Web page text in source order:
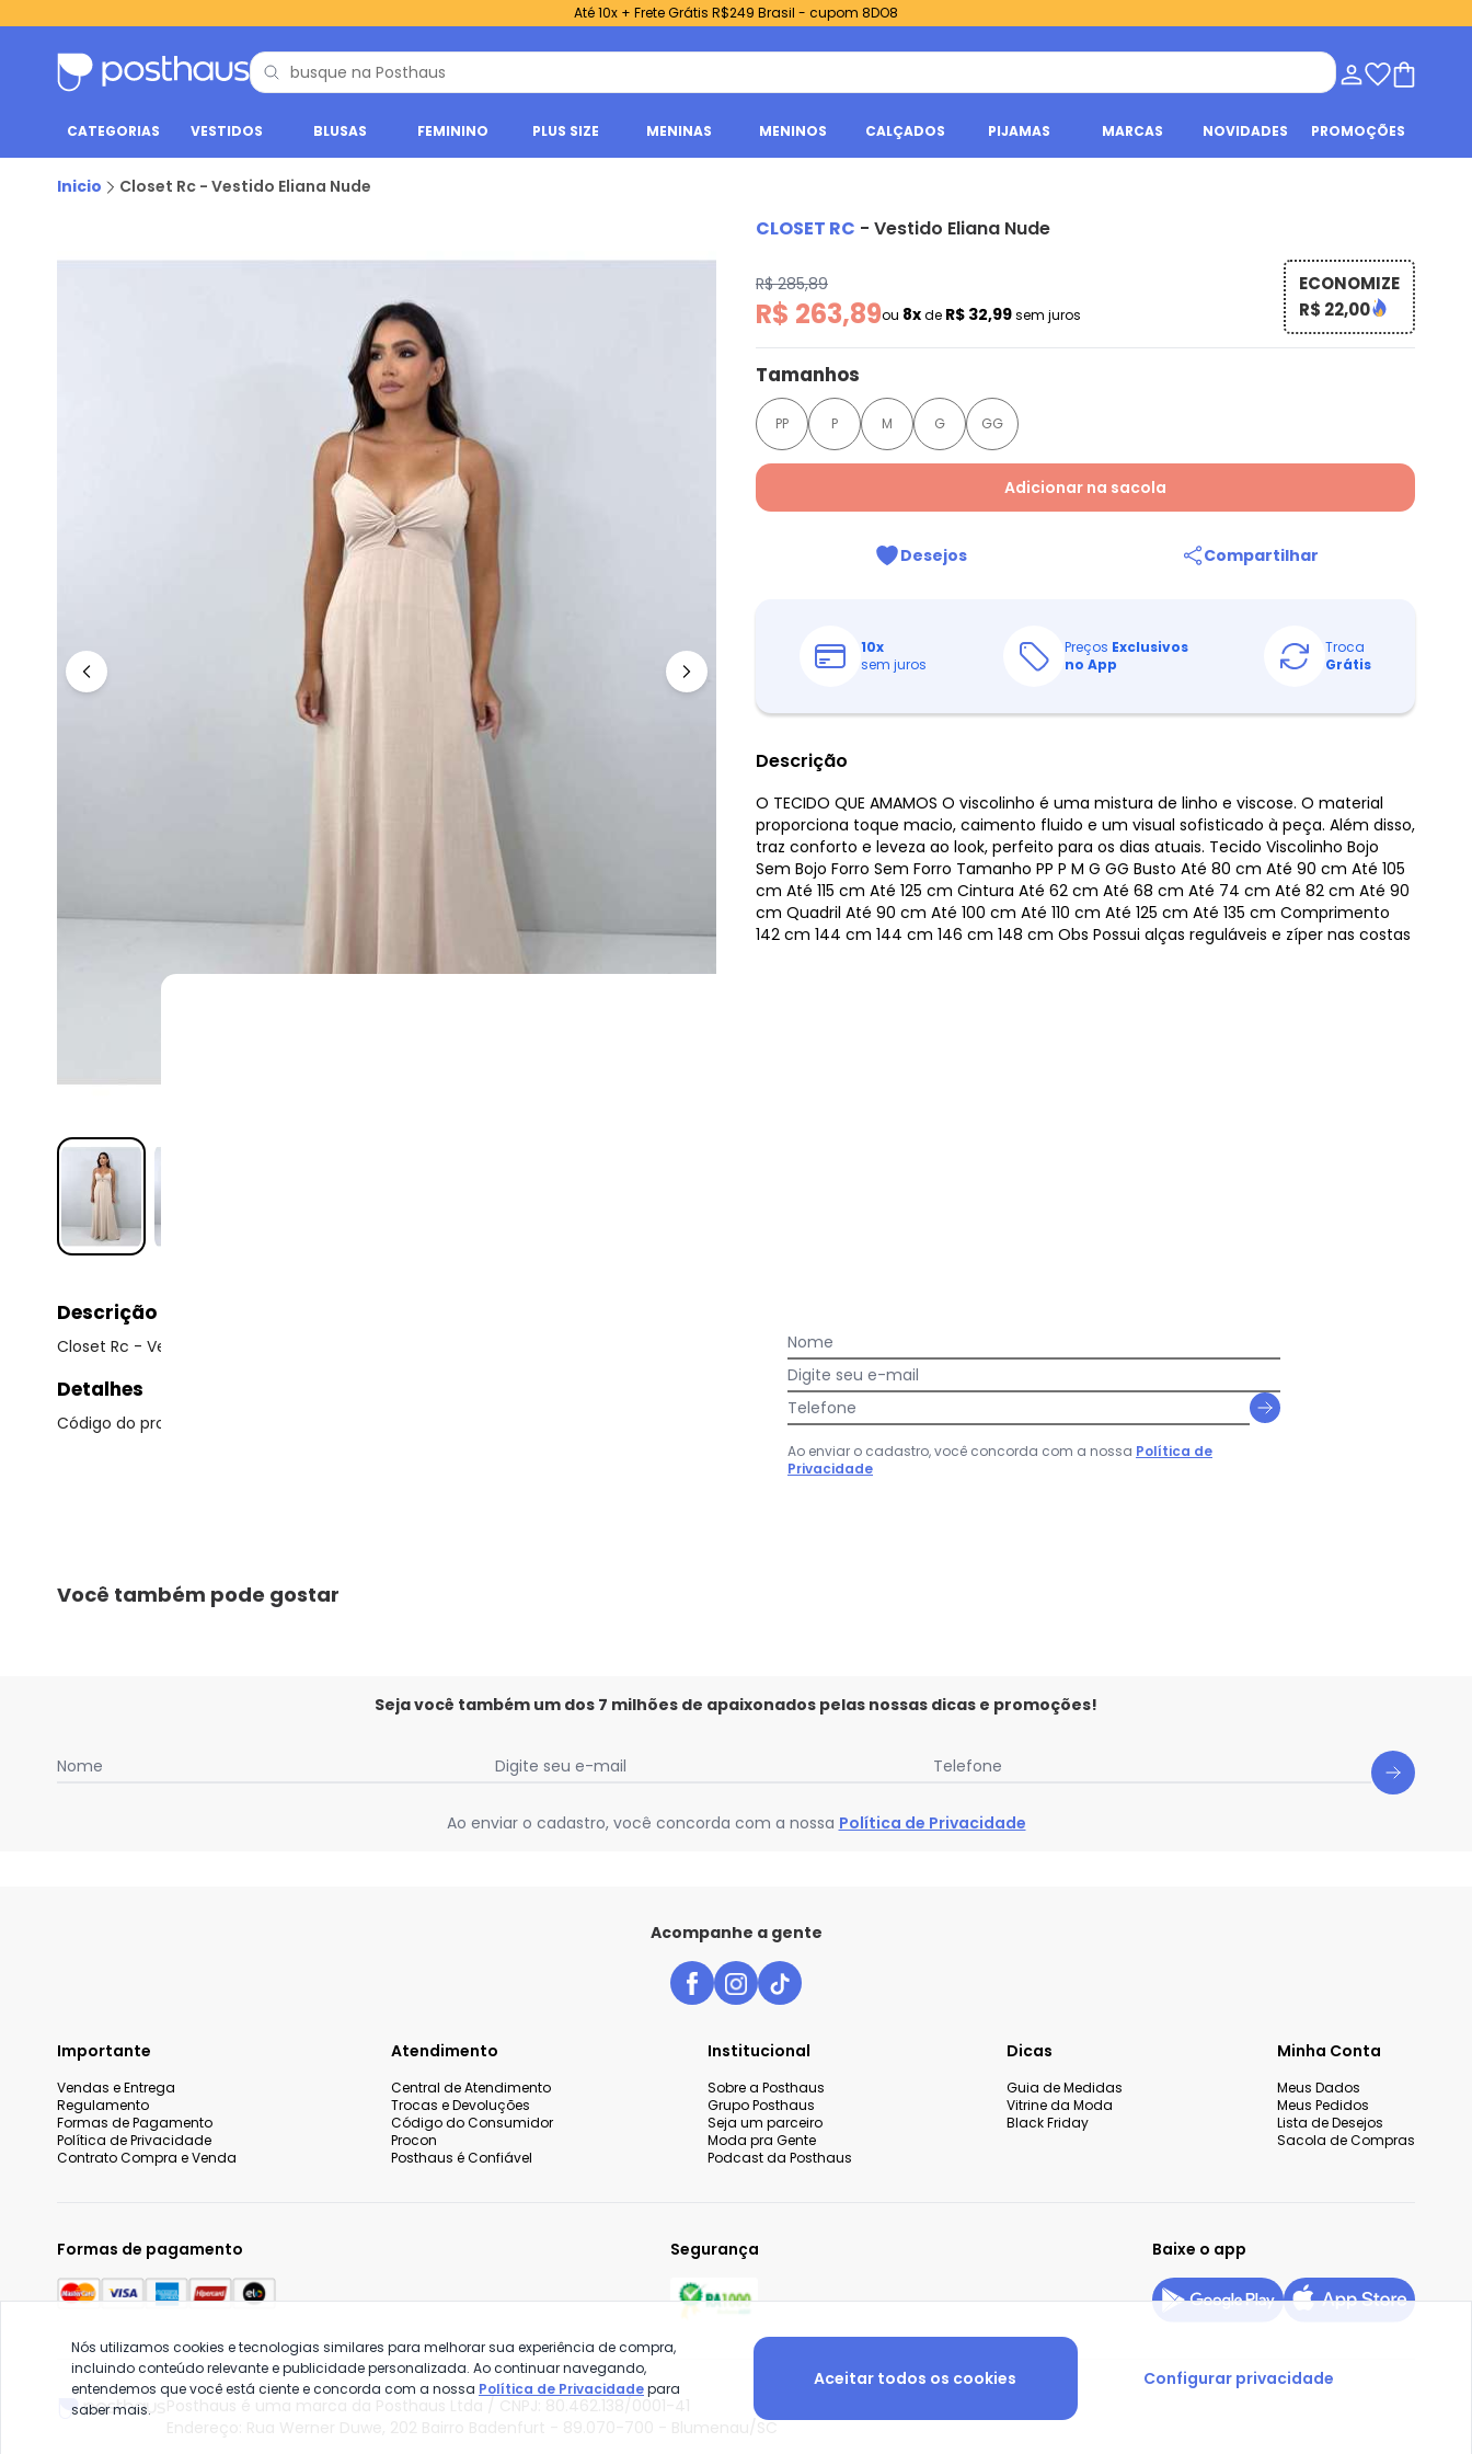
Até 10x + Frete Grátis R$249 Brasil - cupom 8DO8
CATEGORIAS VESTIDOS BLUSAS FEMININO PLUS SIZE MENINAS MENINOS CALÇADOS PIJAMAS MARCAS NOVIDADES PROMOÇÕES
Inicio Closet Rc - Vestido Eliana Nude
CLOSET RC - Vestido Eliana Nude
R$ 285,89
R$ 263,89ou 8xde R$ 32,99sem juros
ECONOMIZE
R$ 22,00
Tamanhos
PP P M G GG
Adicionar na sacola
Desejos Compartilhar
10x
sem juros
Preços Exclusivos
no App
Troca
Grátis
Descrição
O TECIDO QUE AMAMOS O viscolinho é uma mistura de linho e viscose. O material
proporciona toque macio, caimento fluido e um visual sofisticado à peça. Além disso,
traz conforto e leveza ao look, perfeito para os dias atuais. Tecido Viscolinho Bojo
Sem Bojo Forro Sem Forro Tamanho PP P M G GG Busto Até 80 cm Até 90 cm Até 105
cm Até 115 cm Até 125 cm Cintura Até 62 cm Até 68 cm Até 74 cm Até 82 cm Até 90
cm Quadril Até 90 cm Até 100 cm Até 110 cm Até 125 cm Até 135 cm Comprimento
142 cm 144 cm 144 cm 146 cm 148 cm Obs Possui alças reguláveis e zíper nas costas
Descrição
Closet Rc - Vestido Eliana Nude
Detalhes
Código do produto: 23920340
Você também pode gostar
Seja você também um dos 7 milhões de apaixonados pelas nossas dicas e promoções!
Nome Digite seu e-mail Telefone
Ao enviar o cadastro, você concorda com a nossa Política de Privacidade
Acompanhe a gente
Importante
Vendas e Entrega
Regulamento
Formas de Pagamento
Política de Privacidade
Contrato Compra e Venda
Atendimento
Central de Atendimento
Trocas e Devoluções
Código do Consumidor
Procon
Posthaus é Confiável
Institucional
Sobre a Posthaus
Grupo Posthaus
Seja um parceiro
Moda pra Gente
Podcast da Posthaus
Dicas
Guia de Medidas
Vitrine da Moda
Black Friday
Minha Conta
Meus Dados
Meus Pedidos
Lista de Desejos
Sacola de Compras
Formas de pagamento Segurança Baixe o app
Endereço: Rua Werner Duwe, 202 Bairro Badenfurt - 89.070-700 - Blumenau/SC
Nome
Digite seu e-mail
Telefone
Ao enviar o cadastro, você concorda com a nossa Política de
Privacidade
Nós utilizamos cookies e tecnologias similares para melhorar sua experiência de compra,
incluindo conteúdo relevante e publicidade personalizada. Ao continuar navegando,
entendemos que você está ciente e concorda com a nossa Política de Privacidadepara
saber mais.
Aceitar todos os cookies Configurar privacidade